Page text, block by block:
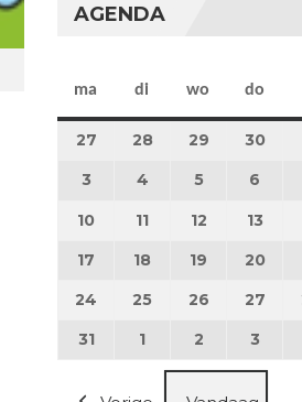
AGENDA
ma maandag
di dinsdag
wo do
27 27 juli 2026
28 28 juli 2026
29 29 juli
3030
3 3 augustus 2026
4 4 augustus 2026
55 augustus
6 6
10 10 augustus 2026
11 11 augustus 2026
12 12 13 13
17 17 augustus 2026
18 18 augustus 2026
19 19 20 20
24 24 augustus 2026
25 25 augustus 2026
26 26 27 27
3131 augustus 2026
1 1 september 2026
2 2 3 3